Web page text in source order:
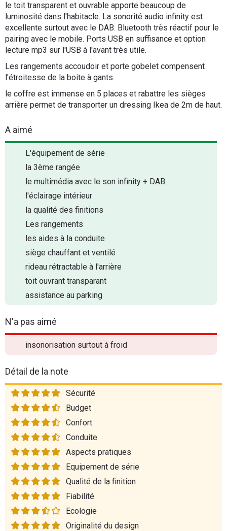
le toit transparent et ouvrable apporte beaucoup de
luminosité dans l'habitacle. La sonorité audio infinity est
excellente surtout avec le DAB. Bluetooth très réactif pour le
pairing avec le mobile. Ports USB en suffisance et option
lecture mp3 sur l'USB à l'avant très utile.
Les rangements accoudoir et porte gobelet compensent
l'étroitesse de la boite à gants.
le coffre est immense en 5 places et rabattre les sièges
arrière permet de transporter un dressing Ikea de 2m de haut.
A aimé
L'équipement de série
la 3ème rangée
le multimédia avec le son infinity + DAB
l'éclairage intérieur
la qualité des finitions
Les rangements
les aides à la conduite
siège chauffant et ventilé
rideau rétractable à l'arrière
toit ouvrant transparant
assistance au parking
N'a pas aimé
insonorisation surtout à froid
Détail de la note
Sécurité
Budget
Confort
Conduite
Aspects pratiques
Equipement de série
Qualité de la finition
Fiabilité
Ecologie
Originalité du design